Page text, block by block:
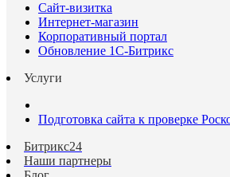
Сайт-визитка
Интернет-магазин
Корпоративный портал
Обновление 1С-Битрикс
Услуги
Подготовка сайта к проверке
Битрикс24
Наши партнеры